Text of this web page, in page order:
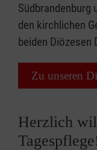
Südbrandenburg
den kirchlichen
beiden Diözesen
Zu unseren
Herzlich